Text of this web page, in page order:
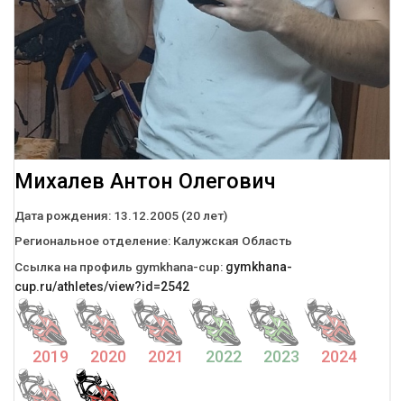
Михалев Антон Олегович
Дата рождения: 13.12.2005 (20 лет)
Региональное отделение: Калужская Область
Ссылка на профиль gymkhana-cup: gymkhana-
cup.ru/athletes/view?id=2542
2019 2020 2021 2022 2023 2024